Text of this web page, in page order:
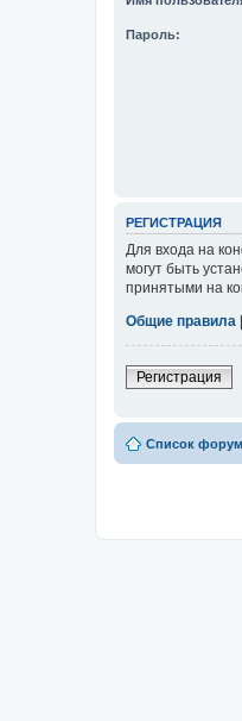
Пароль:
РЕГИСТРАЦИЯ
Для входа на
могут быть
принятыми на
Общие правила
Регистрация
Список